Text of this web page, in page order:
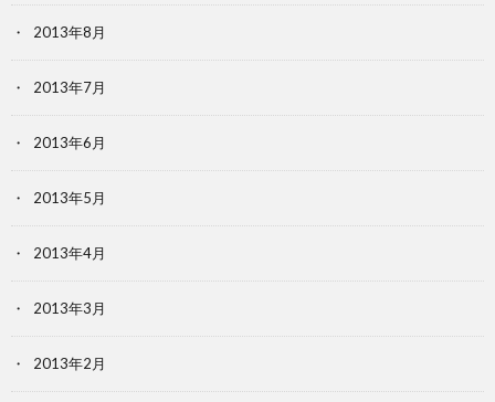
2013年8月
2013年7月
2013年6月
2013年5月
2013年4月
2013年3月
2013年2月